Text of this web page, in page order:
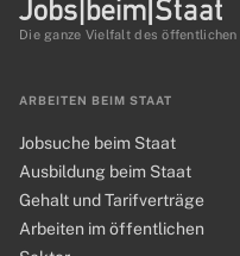
Die ganze Vielfalt des öffentlichen
ARBEITEN BEIM STAAT
Jobsuche beim Staat
Ausbildung beim Staat
Gehalt und Tarifverträge
Arbeiten im öffentlichen